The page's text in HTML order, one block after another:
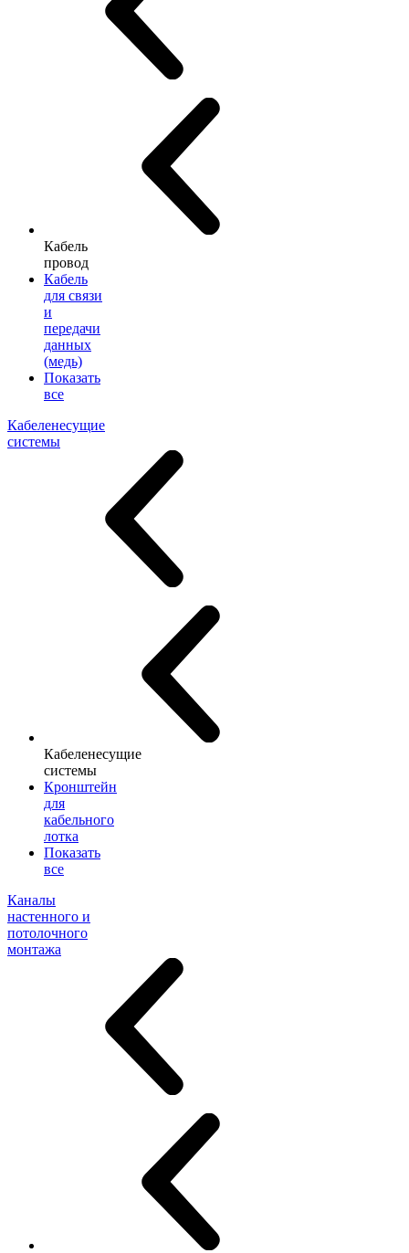
Кабель
провод
Кабель
для связи
и
передачи
данных
(медь)
Показать
все
Кабеленесущие
системы
Кабеленесущие
системы
Кронштейн
для
кабельного
лотка
Показать
все
Каналы
настенного и
потолочного
монтажа